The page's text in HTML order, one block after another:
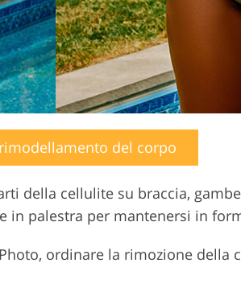
del corpo
della cellulite su braccia,
in palestra per mantenersi in
ordinare la rimozione della